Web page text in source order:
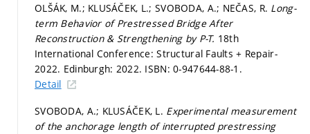
OLŠÁK, M.; KLUSÁČEK, L.; SVOBODA, A.; NEČAS, R. Long-
term Behavior of Prestressed Bridge After
Reconstruction & Strengthening by P-T. 18th
International Conference: Structural Faults + Repair-
2022. Edinburgh: 2022. ISBN: 0-947644-88-1.
Detail
SVOBODA, A.; KLUSÁČEK, L. Experimental measurement
of the anchorage length of interrupted prestressing